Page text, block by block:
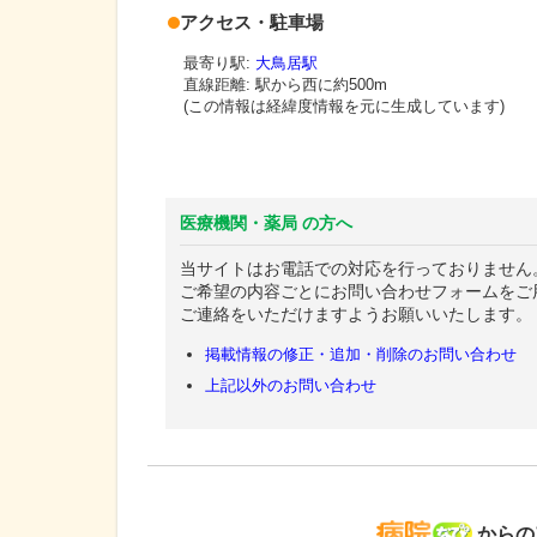
アクセス・駐車場
最寄り駅: 大鳥居駅
直線距離: 駅から西に約500m
(この情報は経緯度情報を元に生成しています)
医療機関・薬局 の方へ
当サイトはお電話での対応を行っておりません
ご希望の内容ごとにお問い合わせフォームを
ご連絡をいただけますようお願いいたします。
掲載情報の修正・追加・削除のお問い合わせ
上記以外のお問い合わせ
病院な